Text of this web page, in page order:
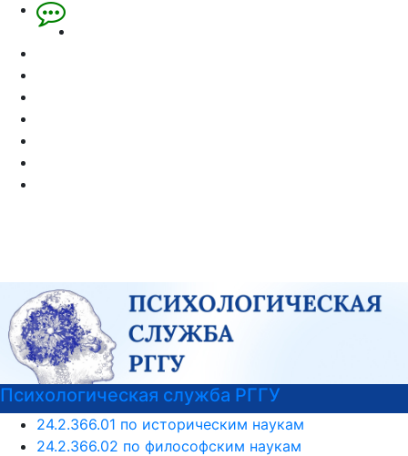
служба РГГУ
24.2.366.01 по историческим наукам
24.2.366.02 по философским наукам